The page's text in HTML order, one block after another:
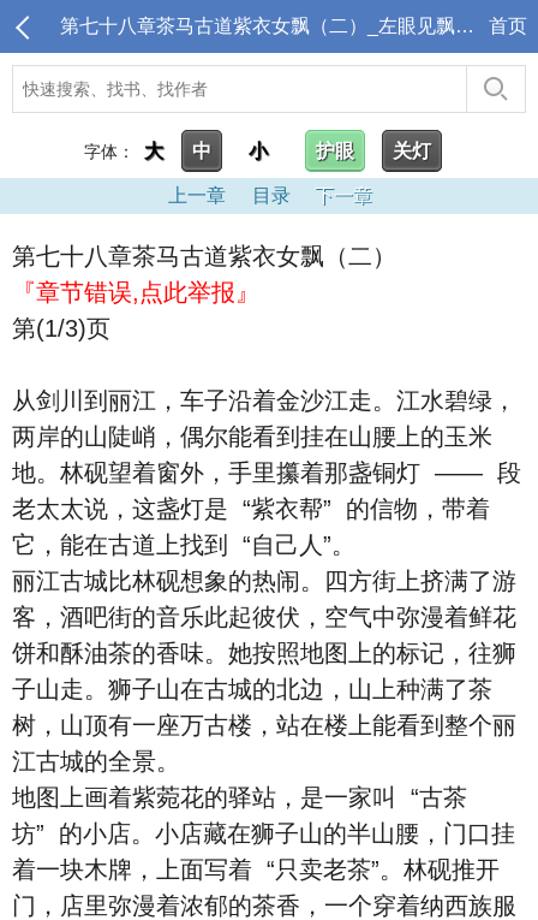
第七十八章茶马古道紫衣女飘（二）_左眼见飘心中喜叁 首页
字体： 大 中 小 护眼 关灯
上一章 目录 下一章
第七十八章茶马古道紫衣女飘（二）
『章节错误,点此举报』
第(1/3)页
从剑川到丽江，车子沿着金沙江走。江水碧绿，
两岸的山陡峭，偶尔能看到挂在山腰上的玉米
地。林砚望着窗外，手里攥着那盏铜灯 —— 段
老太太说，这盏灯是 “紫衣帮” 的信物，带着
它，能在古道上找到 “自己人”。
丽江古城比林砚想象的热闹。四方街上挤满了游
客，酒吧街的音乐此起彼伏，空气中弥漫着鲜花
饼和酥油茶的香味。她按照地图上的标记，往狮
子山走。狮子山在古城的北边，山上种满了茶
树，山顶有一座万古楼，站在楼上能看到整个丽
江古城的全景。
地图上画着紫菀花的驿站，是一家叫 “古茶
坊” 的小店。小店藏在狮子山的半山腰，门口挂
着一块木牌，上面写着 “只卖老茶”。林砚推开
门，店里弥漫着浓郁的茶香，一个穿着纳西族服